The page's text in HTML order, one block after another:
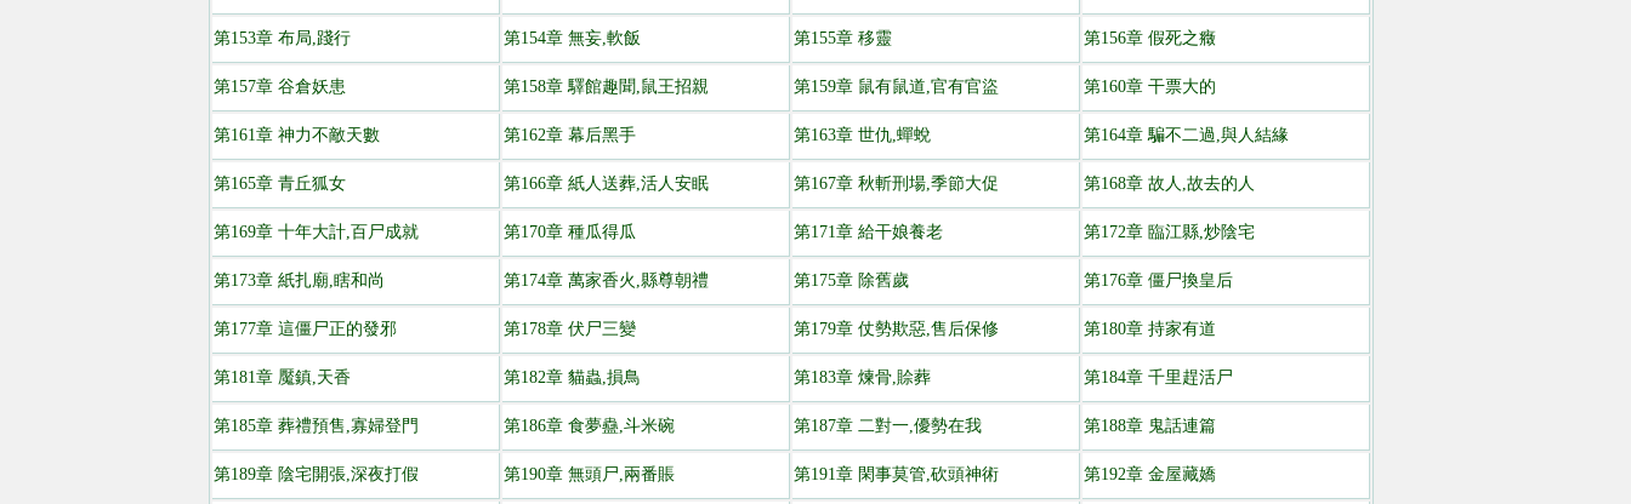
第153章 布局,踐行 第154章 無妄,軟飯 第155章 移靈 第156章 假死之癥
第157章 谷倉妖患 第158章 驛館趣聞,鼠王招親 第159章 鼠有鼠道,官有官盜 第160章 干票大的
第161章 神力不敵天數 第162章 幕后黑手 第163章 世仇,蟬蛻 第164章 騙不二過,與人結緣
第165章 青丘狐女 第166章 紙人送葬,活人安眠 第167章 秋斬刑場,季節大促 第168章 故人,故去的人
第169章 十年大計,百尸成就 第170章 種瓜得瓜 第171章 給干娘養老 第172章 臨江縣,炒陰宅
第173章 紙扎廟,瞎和尚 第174章 萬家香火,縣尊朝禮 第175章 除舊歲 第176章 僵尸換皇后
第177章 這僵尸正的發邪 第178章 伏尸三變 第179章 仗勢欺惡,售后保修 第180章 持家有道
第181章 魘鎮,天香 第182章 貓蟲,損鳥 第183章 煉骨,賒葬 第184章 千里趕活尸
第185章 葬禮預售,寡婦登門 第186章 食夢蠱,斗米碗 第187章 二對一,優勢在我 第188章 鬼話連篇
第189章 陰宅開張,深夜打假 第190章 無頭尸,兩番賬 第191章 閑事莫管,砍頭神術 第192章 金屋藏嬌